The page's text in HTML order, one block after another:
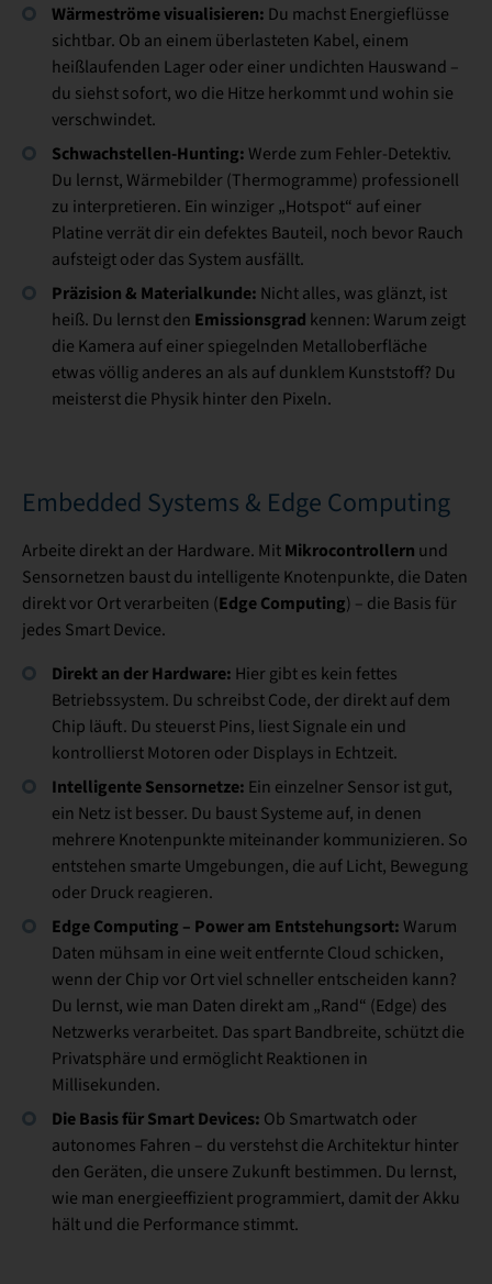
Wärmeströme visualisieren: Du machst Energieflüsse
sichtbar. Ob an einem überlasteten Kabel, einem
heißlaufenden Lager oder einer undichten Hauswand –
du siehst sofort, wo die Hitze herkommt und wohin sie
verschwindet.
Schwachstellen-Hunting: Werde zum Fehler-Detektiv.
Du lernst, Wärmebilder (Thermogramme) professionell
zu interpretieren. Ein winziger „Hotspot“ auf einer
Platine verrät dir ein defektes Bauteil, noch bevor Rauch
aufsteigt oder das System ausfällt.
Präzision & Materialkunde: Nicht alles, was glänzt, ist
heiß. Du lernst den Emissionsgrad kennen: Warum zeigt
die Kamera auf einer spiegelnden Metalloberfläche
etwas völlig anderes an als auf dunklem Kunststoff? Du
meisterst die Physik hinter den Pixeln.
Embedded Systems & Edge Computing
Arbeite direkt an der Hardware. Mit Mikrocontrollern und
Sensornetzen baust du intelligente Knotenpunkte, die Daten
direkt vor Ort verarbeiten (Edge Computing) – die Basis für
jedes Smart Device.
Direkt an der Hardware: Hier gibt es kein fettes
Betriebssystem. Du schreibst Code, der direkt auf dem
Chip läuft. Du steuerst Pins, liest Signale ein und
kontrollierst Motoren oder Displays in Echtzeit.
Intelligente Sensornetze: Ein einzelner Sensor ist gut,
ein Netz ist besser. Du baust Systeme auf, in denen
mehrere Knotenpunkte miteinander kommunizieren. So
entstehen smarte Umgebungen, die auf Licht, Bewegung
oder Druck reagieren.
Edge Computing – Power am Entstehungsort: Warum
Daten mühsam in eine weit entfernte Cloud schicken,
wenn der Chip vor Ort viel schneller entscheiden kann?
Du lernst, wie man Daten direkt am „Rand“ (Edge) des
Netzwerks verarbeitet. Das spart Bandbreite, schützt die
Privatsphäre und ermöglicht Reaktionen in
Millisekunden.
Die Basis für Smart Devices: Ob Smartwatch oder
autonomes Fahren – du verstehst die Architektur hinter
den Geräten, die unsere Zukunft bestimmen. Du lernst,
wie man energieeffizient programmiert, damit der Akku
hält und die Performance stimmt.